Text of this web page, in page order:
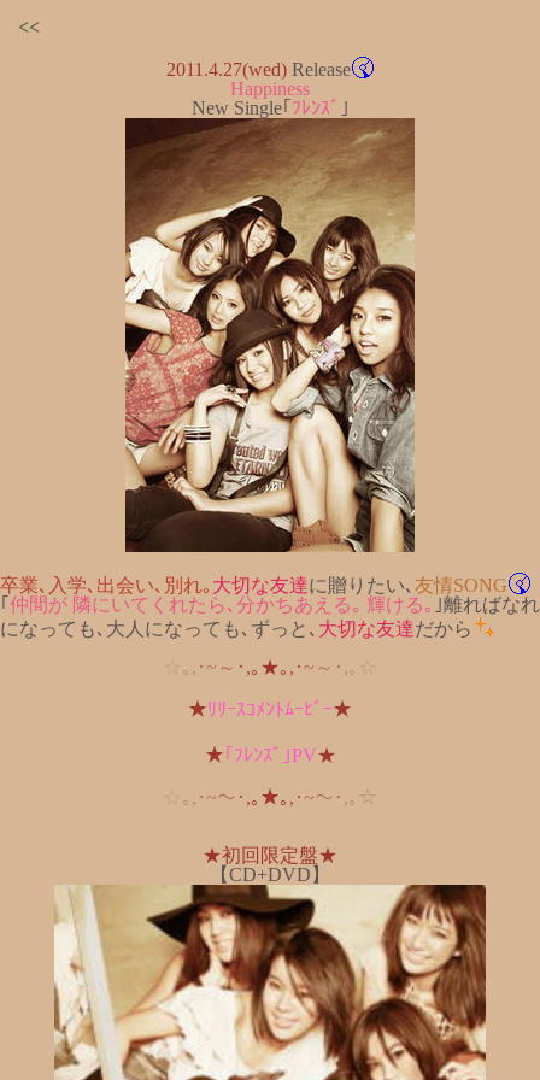
<<
2011.4.27(wed) Release
Happiness
New Single｢ ﾌﾚﾝｽﾞ ｣
卒業､入学､出会い､別れ｡ 大切な友達に贈りたい､ 友情SONG
｢ 仲間が 隣にいてくれたら､分かちあえる｡ 輝ける｡ ｣離ればなれ
になっても､大人になっても､ずっと､ 大切な友達だから
☆｡ , ･~ ～ ･ ,｡ ★｡ , ･~ ～ ･ ,｡ ☆
★ﾘﾘｰｽｺﾒﾝﾄﾑｰﾋﾞｰ★
★｢ﾌﾚﾝｽﾞ｣PV★
☆｡ , ･~～ ･ ,｡ ★｡ , ･~～ ･ ,｡ ☆
★初回限定盤★
【CD+DVD】